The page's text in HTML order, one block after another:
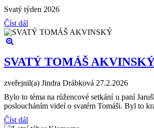
Svatý týden 2026
Číst dál
SVATÝ TOMÁŠ
zveřejnil(a) Jindra Drábková 27.2.2026
Bylo to téma na růžencové setkání u paní
posloucháním videí o svatém Tomáši. Byl to
Číst dál